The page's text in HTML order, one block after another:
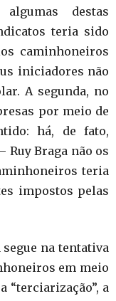
destas
teria sido
caminhoneiros
iniciadores não
A segunda, no
por meio de
há, de fato,
Ruy Braga não os
teria
impostos pelas
na tentativa
em meio
“terciarização”, a